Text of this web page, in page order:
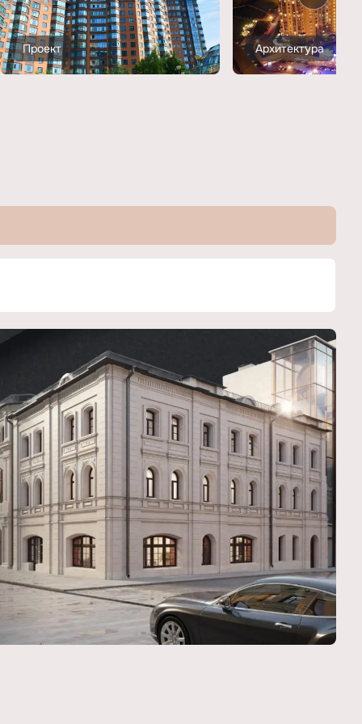
Проект Архитектура